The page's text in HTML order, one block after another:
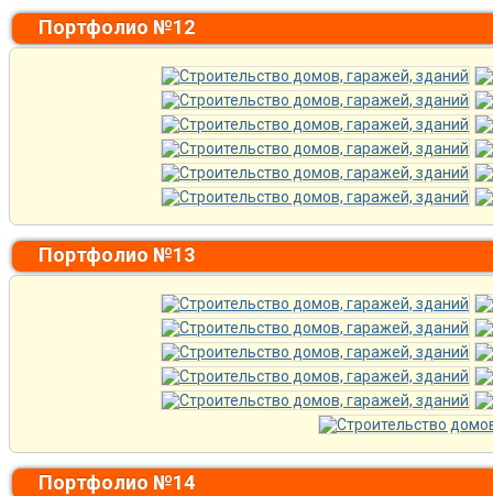
Портфолио №12
Портфолио №13
Портфолио №14